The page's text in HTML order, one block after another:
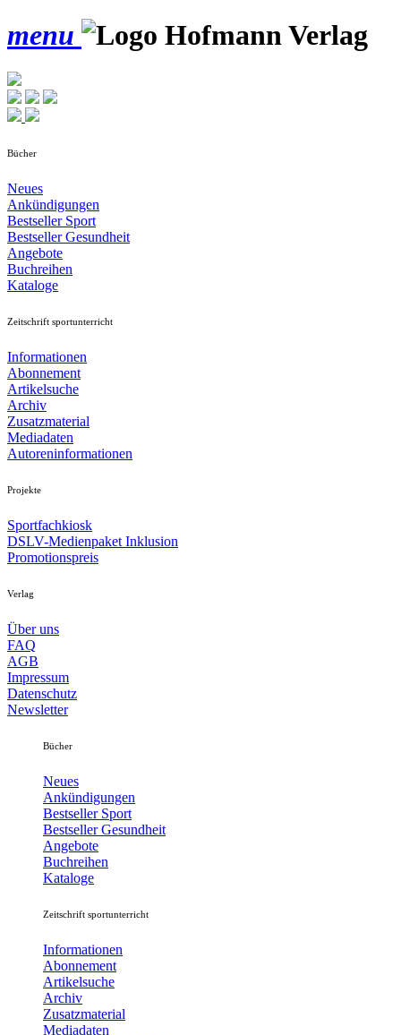
menu
Bücher
Neues
Ankündigungen
Bestseller Sport
Bestseller Gesundheit
Angebote
Buchreihen
Kataloge
Zeitschrift sportunterricht
Informationen
Abonnement
Artikelsuche
Archiv
Zusatzmaterial
Mediadaten
Autoreninformationen
Projekte
Sportfachkiosk
DSLV-Medienpaket Inklusion
Promotionspreis
Verlag
Über uns
FAQ
AGB
Impressum
Datenschutz
Newsletter
Bücher
Neues
Ankündigungen
Bestseller Sport
Bestseller Gesundheit
Angebote
Buchreihen
Kataloge
Zeitschrift sportunterricht
Informationen
Abonnement
Artikelsuche
Archiv
Zusatzmaterial
Mediadaten